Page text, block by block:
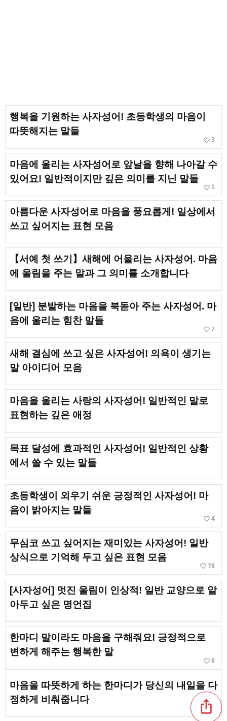
행복을 기원하는 사자성어! 초등학생의 마음이
따뜻해지는 말들
favorite_border 3
마음에 울리는 사자성어로 앞날을 향해 나아갈 수
있어요! 일반적이지만 깊은 의미를 지닌 말들
favorite_border 1
아름다운 사자성어로 마음을 풍요롭게! 일상에서
쓰고 싶어지는 표현 모음
【서예 첫 쓰기】새해에 어울리는 사자성어. 마음
에 울림을 주는 말과 그 의미를 소개합니다
[일반] 분발하는 마음을 북돋아 주는 사자성어. 마
음에 울리는 힘찬 말들
favorite_border 7
새해 결심에 쓰고 싶은 사자성어! 의욕이 생기는
말 아이디어 모음
마음을 울리는 사랑의 사자성어! 일반적인 말로
표현하는 깊은 애정
목표 달성에 효과적인 사자성어! 일반적인 상황
에서 쓸 수 있는 말들
초등학생이 외우기 쉬운 긍정적인 사자성어! 마
음이 밝아지는 말들
favorite_border 4
무심코 쓰고 싶어지는 재미있는 사자성어! 일반
상식으로 기억해 두고 싶은 표현 모음
favorite_border 78
[사자성어] 멋진 울림이 인상적! 일반 교양으로 알
아두고 싶은 명언집
한마디 말이라도 마음을 구해줘요! 긍정적으로
변하게 해주는 행복한 말
favorite_border 8
마음을 따뜻하게 하는 한마디가 당신의 내일을 다
정하게 비춰줍니다
favorite_border
ios_share